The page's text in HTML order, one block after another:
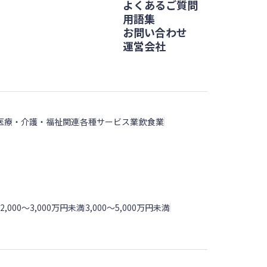
よくあるご質問
用語集
お問い合わせ
運営会社
療・介護・福祉関連各種サービス業飲食業
2,000～3,000万円未満3,000～5,000万円未満